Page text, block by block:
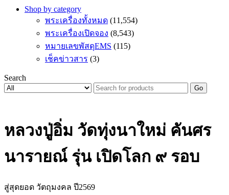
Shop by category
พระเครื่องทั้งหมด (11,554)
พระเครื่องเปิดจอง (8,543)
หมายเลขพัสดุEMS (115)
เช็คข่าวสาร (3)
Search
Go
หลวงปู่อิ่ม วัดทุ่งนาใหม่ คันศร
นารายณ์ รุ่น เปิดโลก ๙ รอบ
สู่สุดยอด วัตถุมงคล ปี2569